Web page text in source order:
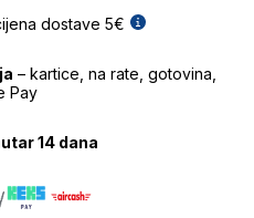
dostave 5€
– kartice, na rate, gotovina,
Pay
14 dana